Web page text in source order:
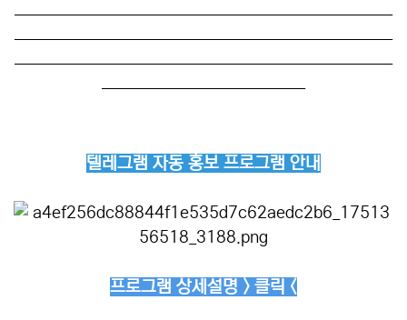
──────────────────────────
──────────────────────────
──────────────────────────
──────────────
텔레그램 자동 홍보 프로그램 안내
프로그램 상세설명 > 클릭 <